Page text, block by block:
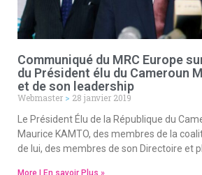
Communiqué du MRC Europe
du Président élu du Cameroun
et de son leadership
Webmaster
28 janvier 2019
Le Président Élu de la République du
Maurice KAMTO, des membres de la
de lui, des membres de son Directoire et
More | En savoir Plus »